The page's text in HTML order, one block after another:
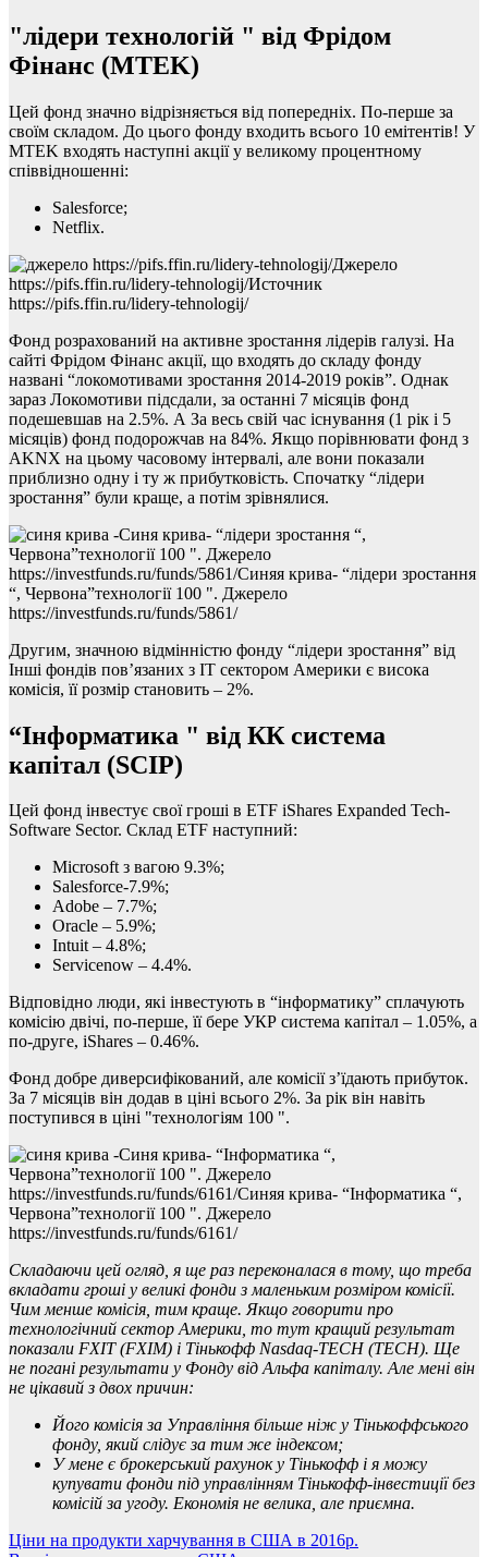
"лідери технологій " від Фрідом
Фінанс (MTEK)
Цей фонд значно відрізняється від попередніх. По-перше за
своїм складом. До цього фонду входить всього 10 емітентів! У
MTEK входять наступні акції у великому процентному
співвідношенні:
Salesforce;
Netflix.
Джерело
https://pifs.ffin.ru/lidery-tehnologij/Источник
https://pifs.ffin.ru/lidery-tehnologij/
Фонд розрахований на активне зростання лідерів галузі. На
сайті Фрідом Фінанс акції, що входять до складу фонду
названі “локомотивами зростання 2014-2019 років”. Однак
зараз Локомотиви підсдали, за останні 7 місяців фонд
подешевшав на 2.5%. А За весь свій час існування (1 рік і 5
місяців) фонд подорожчав на 84%. Якщо порівнювати фонд з
AKNX на цьому часовому інтервалі, але вони показали
приблизно одну і ту ж прибутковість. Спочатку “лідери
зростання” були краще, а потім зрівнялися.
Синя крива- “лідери зростання “,
Червона”технології 100 ". Джерело
https://investfunds.ru/funds/5861/Синяя крива- “лідери зростання
“, Червона”технології 100 ". Джерело
https://investfunds.ru/funds/5861/
Другим, значною відмінністю фонду “лідери зростання” від
Інші фондів пов’язаних з IT сектором Америки є висока
комісія, її розмір становить – 2%.
“Інформатика " від КК система
капітал (SCIP)
Цей фонд інвестує свої гроші в ETF iShares Expanded Tech-
Software Sector. Склад ETF наступний:
Microsoft з вагою 9.3%;
Salesforce-7.9%;
Adobe – 7.7%;
Oracle – 5.9%;
Intuit – 4.8%;
Servicenow – 4.4%.
Відповідно люди, які інвестують в “інформатику” сплачують
комісію двічі, по-перше, її бере УКР система капітал – 1.05%, а
по-друге, iShares – 0.46%.
Фонд добре диверсифікований, але комісії з’їдають прибуток.
За 7 місяців він додав в ціні всього 2%. За рік він навіть
поступився в ціні "технологіям 100 ".
Синя крива- “Інформатика “,
Червона”технології 100 ". Джерело
https://investfunds.ru/funds/6161/Синяя крива- “Інформатика “,
Червона”технології 100 ". Джерело
https://investfunds.ru/funds/6161/
Складаючи цей огляд, я ще раз переконалася в тому, що треба
вкладати гроші у великі фонди з маленьким розміром комісії.
Чим менше комісія, тим краще. Якщо говорити про
технологічний сектор Америки, то тут кращий результат
показали FXIT (FXIM) і Тінькофф Nasdaq-TECH (TECH). Ще
не погані результати у Фонду від Альфа капіталу. Але мені він
не цікавий з двох причин:
Його комісія за Управління більше ніж у Тінькоффського
фонду, який слідує за тим же індексом;
У мене є брокерський рахунок у Тінькофф і я можу
купувати фонди під управлінням Тінькофф-інвестиції без
комісій за угоду. Економія не велика, але приємна.
Навігація
Ціни на продукти харчування в США в 2016р.